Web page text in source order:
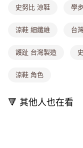
2.付款方式選擇「大哥付
3.實際核准額度、可分期
消。如遇「轉專審核」未
1.分期款項不併入電信帳
帳／街口支付／iPASS
全家取貨付款
每筆NT$80，滿
每筆NT$80，滿
萊爾富取貨付款
史努比 涼鞋 學
涼鞋 細纖維 台
護趾 台灣製造
涼鞋 角色
🔻 其他人也在看